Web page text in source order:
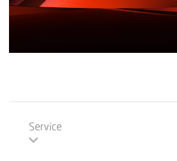
Service